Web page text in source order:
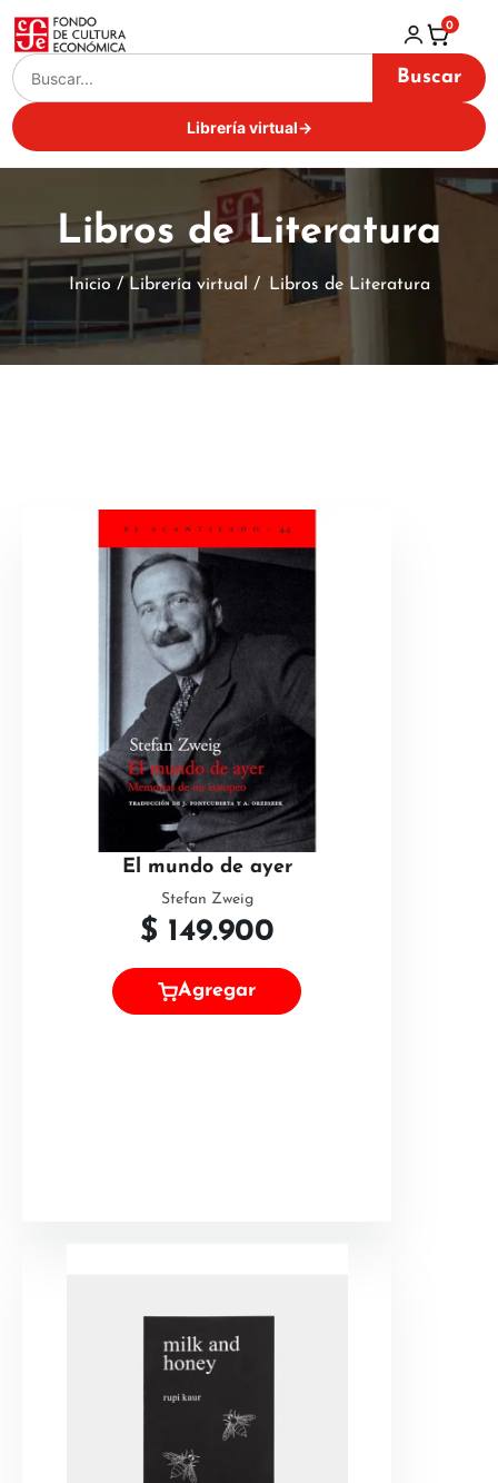
Buscar
Librería virtual→
0
Libros de Literatura
Inicio / Librería virtual / Libros de Literatura
El mundo de ayer
Stefan Zweig
$ 149.900
Agregar